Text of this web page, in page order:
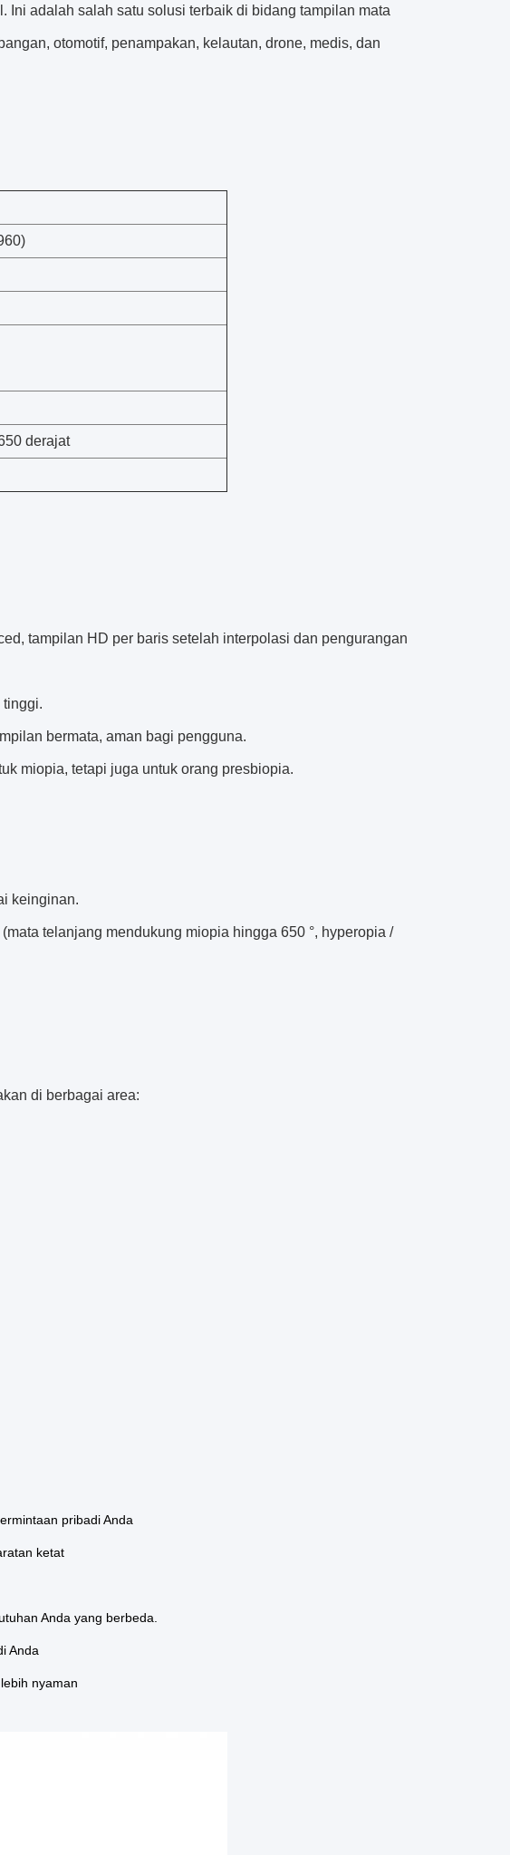
Ini adalah salah satu solusi terbaik di bidang tampilan mata
otomotif, penampakan, kelautan, drone, medis, dan
derajat
tampilan HD per baris setelah interpolasi dan pengurangan
tinggi.
bermata, aman bagi pengguna.
miopia, tetapi juga untuk orang presbiopia.
keinginan.
telanjang mendukung miopia hingga 650 °, hyperopia /
di berbagai area:
pribadi Anda
ketat
Anda yang berbeda.
Anda
nyaman